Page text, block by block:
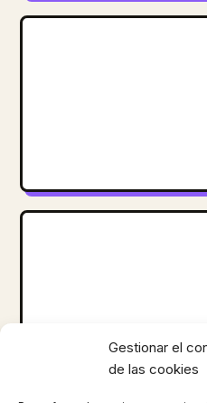
Gestionar el
de las cookies